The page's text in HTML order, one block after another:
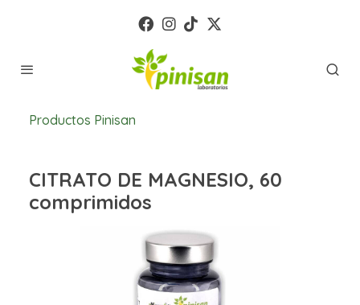
Productos Pinisan
CITRATO DE MAGNESIO, 60
comprimidos